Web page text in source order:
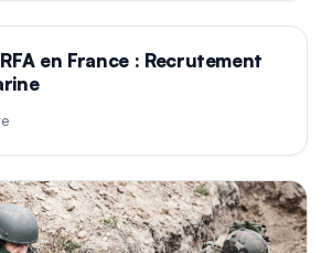
en France : Recrutement